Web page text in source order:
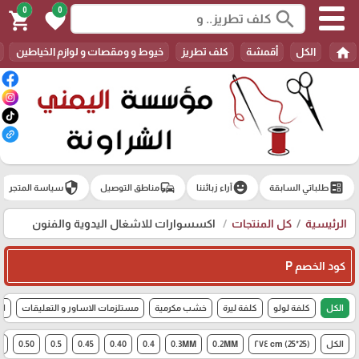
search
0
favorite
0
shopping_cart
home الكل أقمشة كلف تطريز خيوط و ومقصات و لوازم الخياطين
ballotطلباتي السابقة emoji_emotionsآراء زبائننا commuteمناطق التوصيل securityسياسة المتجر
الرئيسية كل المنتجات اكسسوارات للاشغال اليدوية والفنون
كود الخصم P
الكل كلفة لولو كلفة ليرة خشب مكرمية مستلزمات الاساور و التعليقات
الكل (25*25) cm ٢٧٤ 0.2MM
0.3MM
0.4
0.40
0.45
0.5
0.50